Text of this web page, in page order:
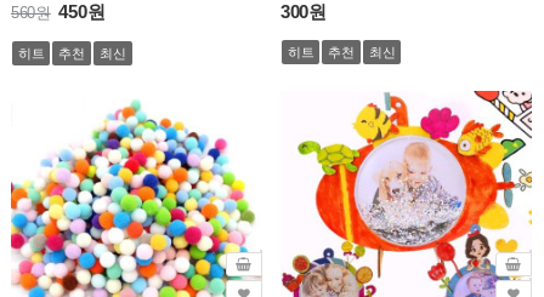
560원 450원
히트 추천 최신
300원
히트 추천 최신